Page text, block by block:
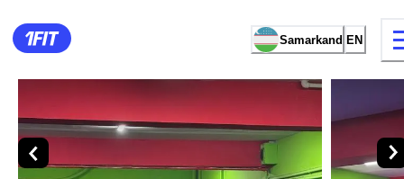
Samarkand EN
9 types of classes Female
Gladiator fight club — Sports